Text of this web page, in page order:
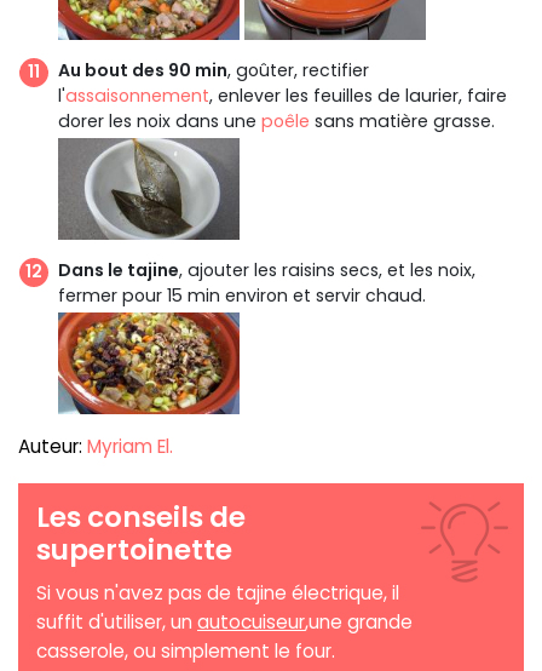
Au bout des 90 min, goûter, rectifier
l'assaisonnement, enlever les feuilles de laurier, faire
dorer les noix dans une poêle sans matière grasse.
Dans le tajine, ajouter les raisins secs, et les noix,
fermer pour 15 min environ et servir chaud.
Auteur: Myriam El.
Les conseils de
supertoinette
Si vous n'avez pas de tajine électrique, il
suffit d'utiliser, un autocuiseur,une grande
casserole, ou simplement le four.